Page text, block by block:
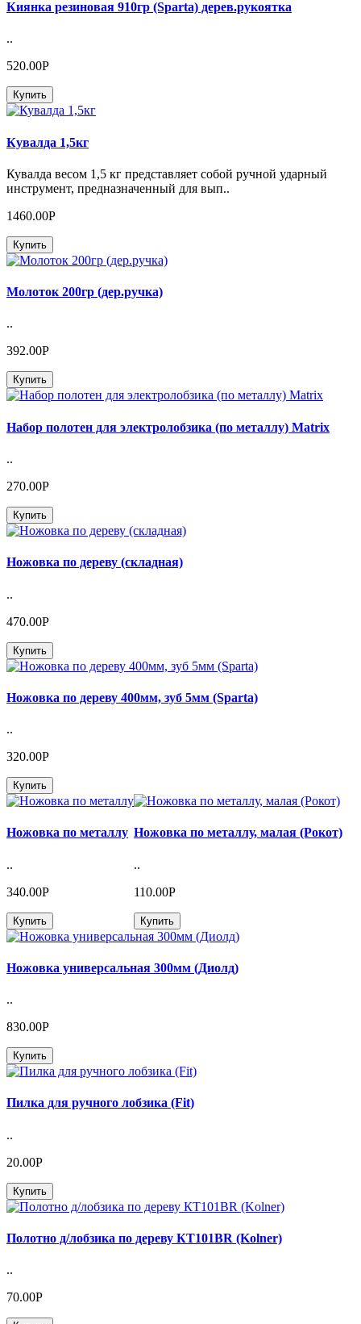
Киянка резиновая 910гр (Sparta) дерев.рукоятка
..
520.00Р
Купить
Кувалда 1,5кг
Кувалда весом 1,5 кг представляет собой ручной ударный
инструмент, предназначенный для вып..
1460.00Р
Купить
Молоток 200гр (дер.ручка)
..
392.00Р
Купить
Набор полотен для электролобзика (по металлу) Matrix
..
270.00Р
Купить
Ножовка по дереву (складная)
..
470.00Р
Купить
Ножовка по дереву 400мм, зуб 5мм (Sparta)
..
320.00Р
Купить
Ножовка по металлу
..
340.00Р
Купить
Ножовка по металлу, малая (Рокот)
..
110.00Р
Купить
Ножовка универсальная 300мм (Диолд)
..
830.00Р
Купить
Пилка для ручного лобзика (Fit)
..
20.00Р
Купить
Полотно д/лобзика по дереву КТ101BR (Kolner)
..
70.00Р